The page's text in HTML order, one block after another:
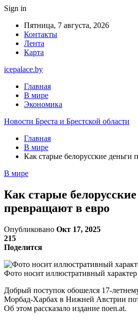
Sign in
Пятница, 7 августа, 2026
Контакты
Лента
Карта
icepalace.by
Главная
В мире
Экономика
Новости Бреста и Брестской области
Главная
В мире
Как старые белорусские деньги
В мире
Как старые
превращают в евро
Опубликовано Окт 17, 2025
215
Поделится
Фото носит иллюстративный характер
Добрый поступок обошелся 17-
Морбад-Харбах в Нижней Австрии
Об этом рассказало издание noen.at.